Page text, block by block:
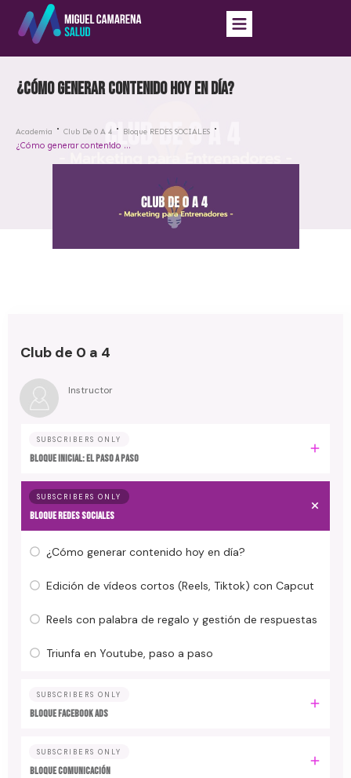
¿Cómo generar contenido hoy en día?
Academia Club De 0 A 4 Bloque REDES SOCIALES
¿Cómo generar contenido hoy en día?
Club de 0 a 4
Instructor
SUBSCRIBERS ONLY
Bloque inicial: EL PASO A PASO
SUBSCRIBERS ONLY
Bloque REDES SOCIALES
¿Cómo generar contenido hoy en día?
Edición de vídeos cortos (Reels, Tiktok) con Capcut
Reels con palabra de regalo y gestión de respuestas
Triunfa en Youtube, paso a paso
SUBSCRIBERS ONLY
Bloque FACEBOOK ADS
SUBSCRIBERS ONLY
Bloque COMUNICACIÓN